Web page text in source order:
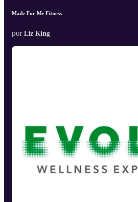
Made For Me Fitness
por Liz King